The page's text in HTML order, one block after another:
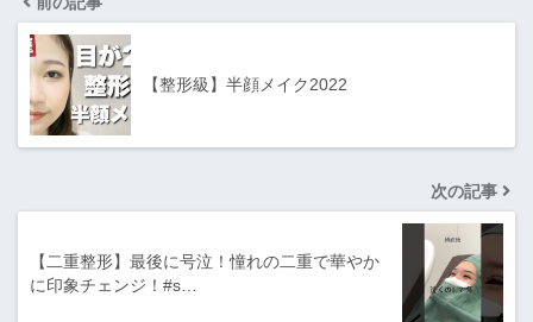
【整形級】半顔メイク2022
次の記事
【二重整形】最後に号泣！憧れの二重で華やか
に印象チェンジ！#s…